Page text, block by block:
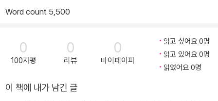
Word count 5,500
0
100자평
0
리뷰
0
마이페이퍼
읽고 싶어요 0명
읽고 있어요 0명
읽었어요 0명
이 책에 내가 남긴 글